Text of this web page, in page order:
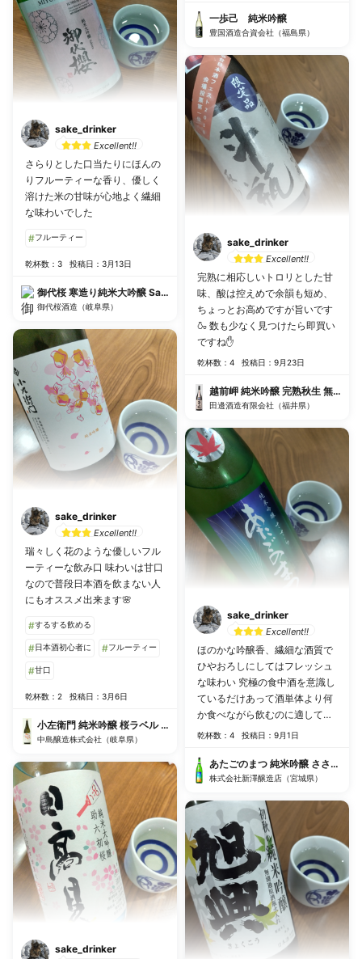
sake_drinker
Excellent!!
さらりとした口当たりにほんの
りフルーティーな香り、優しく
溶けた米の甘味が心地よく繊細
な味わいでした
#フルーティー
乾杯数：3 投稿日：3月13日
御代桜 寒造り純米大吟醸 Sakura
御代桜酒造（岐阜県）
sake_drinker
Excellent!!
瑞々しく花のような優しいフル
ーティーな飲み口 味わいは甘口
なので普段日本酒を飲まない人
にもオススメ出来ます🌸
#するする飲める
#日本酒初心者に #フルーティー
#甘口
乾杯数：2 投稿日：3月6日
小左衛門 純米吟醸 桜ラベル 生
中島醸造株式会社（岐阜県）
sake_drinker
一歩己 純米吟醸
豊国酒造合資会社（福島県）
sake_drinker
Excellent!!
完熟に相応しいトロリとした甘
味、酸は控えめで余韻も短め、
ちょっとお高めですが旨いです
🍶 数も少なく見つけたら即買い
ですね✋
乾杯数：4 投稿日：9月23日
越前岬 純米吟醸 完熟秋生 無濾過
田邊酒造有限会社（福井県）
sake_drinker
Excellent!!
ほのかな吟醸香、繊細な酒質で
ひやおろしにしてはフレッシュ
な味わい 究極の食中酒を意識し
ているだけあって酒単体より何
か食べながら飲むのに適してる
と思います
乾杯数：4 投稿日：9月1日
あたごのまつ 純米吟醸 ささら ひ
株式会社新澤醸造店（宮城県）